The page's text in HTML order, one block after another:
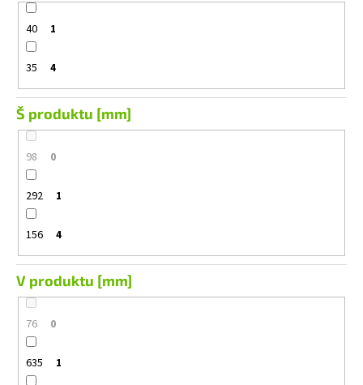
40 1
35 4
Š produktu [mm]
98 0
292 1
156 4
V produktu [mm]
76 0
635 1